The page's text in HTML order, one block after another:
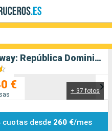
Crucero Norwegian Getaway: República Dominicana, Porto Rico, San Martín, Santo Tomás, Tórtola, Bahamas, Estados Unidos salida desde Orlando
+ 37 fotos
€
cuotas desde 260 €/mes